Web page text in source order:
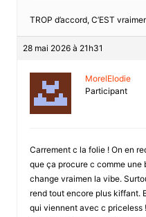
TROP d’accord, C’EST
28 mai 2026 à 21h31
MorelElodie
Participant
Carrement c la folie ! On en
que ça procure c comme une
change vraimen la vibe.
rend tout encore plus kiffant.
qui viennent avec c priceless